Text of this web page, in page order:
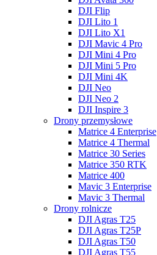
DJI Flip
DJI Lito 1
DJI Lito X1
DJI Mavic 4 Pro
DJI Mini 4 Pro
DJI Mini 5 Pro
DJI Mini 4K
DJI Neo
DJI Neo 2
DJI Inspire 3
Drony przemysłowe
Matrice 4 Enterprise
Matrice 4 Thermal
Matrice 30 Series
Matrice 350 RTK
Matrice 400
Mavic 3 Enterprise
Mavic 3 Thermal
Drony rolnicze
DJI Agras T25
DJI Agras T25P
DJI Agras T50
DJI Agras T55